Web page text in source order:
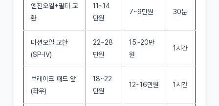
엔진오일+필터 교
환
11~14
만원
7~9만원 30분
미션오일 교환
(SP-IV)
22~28
만원
15~20만
원
1시간
브레이크 패드 앞
(좌우)
18~22
만원
12~16만원 1시간